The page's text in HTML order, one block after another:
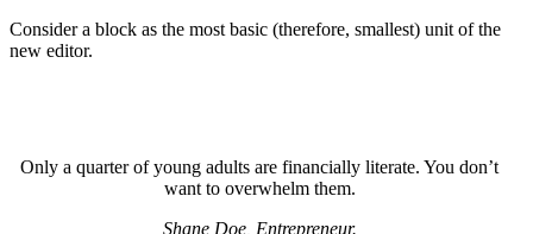
Consider a block as the most basic (therefore, smallest) unit of the
new editor.
Only a quarter of young adults are financially literate. You don’t
want to overwhelm them.
Shane Doe, Entrepreneur.